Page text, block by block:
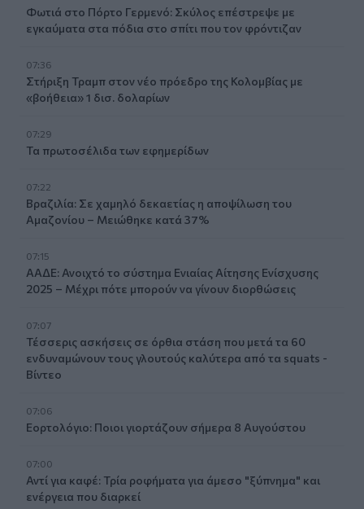
Φωτιά στο Πόρτο Γερμενό: Σκύλος επέστρεψε με
εγκαύματα στα πόδια στο σπίτι που τον φρόντιζαν
07:36
Στήριξη Τραμπ στον νέο πρόεδρο της Κολομβίας με
«βοήθεια» 1 δισ. δολαρίων
07:29
Τα πρωτοσέλιδα των εφημερίδων
07:22
Βραζιλία: Σε χαμηλό δεκαετίας η αποψίλωση του
Αμαζονίου – Μειώθηκε κατά 37%
07:15
ΑΑΔΕ: Ανοιχτό το σύστημα Ενιαίας Αίτησης Ενίσχυσης
2025 – Μέχρι πότε μπορούν να γίνουν διορθώσεις
07:07
Τέσσερις ασκήσεις σε όρθια στάση που μετά τα 60
ενδυναμώνουν τους γλουτούς καλύτερα από τα squats -
Βίντεο
07:06
Εορτολόγιο: Ποιοι γιορτάζουν σήμερα 8 Αυγούστου
07:00
Αντί για καφέ: Τρία ροφήματα για άμεσο "ξύπνημα" και
ενέργεια που διαρκεί